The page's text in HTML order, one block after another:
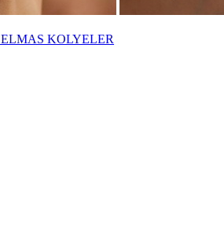
ELMAS KOLYELER